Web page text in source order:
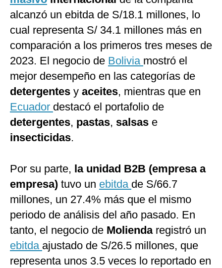
alcanzó un ebitda de S/18.1 millones, lo
cual representa S/ 34.1 millones más en
comparación a los primeros tres meses de
2023. El negocio de Bolivia mostró el
mejor desempeño en las categorías de
detergentes y aceites, mientras que en
Ecuador destacó el portafolio de
detergentes, pastas, salsas e
insecticidas.
Por su parte, la unidad B2B (empresa a
empresa) tuvo un ebitda de S/66.7
millones, un 27.4% más que el mismo
periodo de análisis del año pasado. En
tanto, el negocio de Moliendaregistró un
ebitda ajustado de S/26.5 millones, que
representa unos 3.5 veces lo reportado en